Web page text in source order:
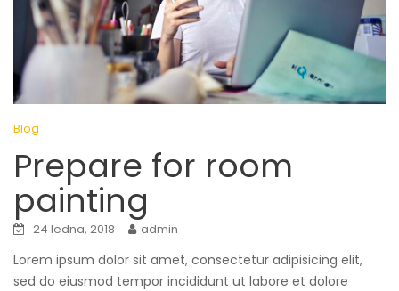
Blog
Prepare for room
painting
24 ledna, 2018 admin
Lorem ipsum dolor sit amet, consectetur adipisicing elit,
sed do eiusmod tempor incididunt ut labore et dolore